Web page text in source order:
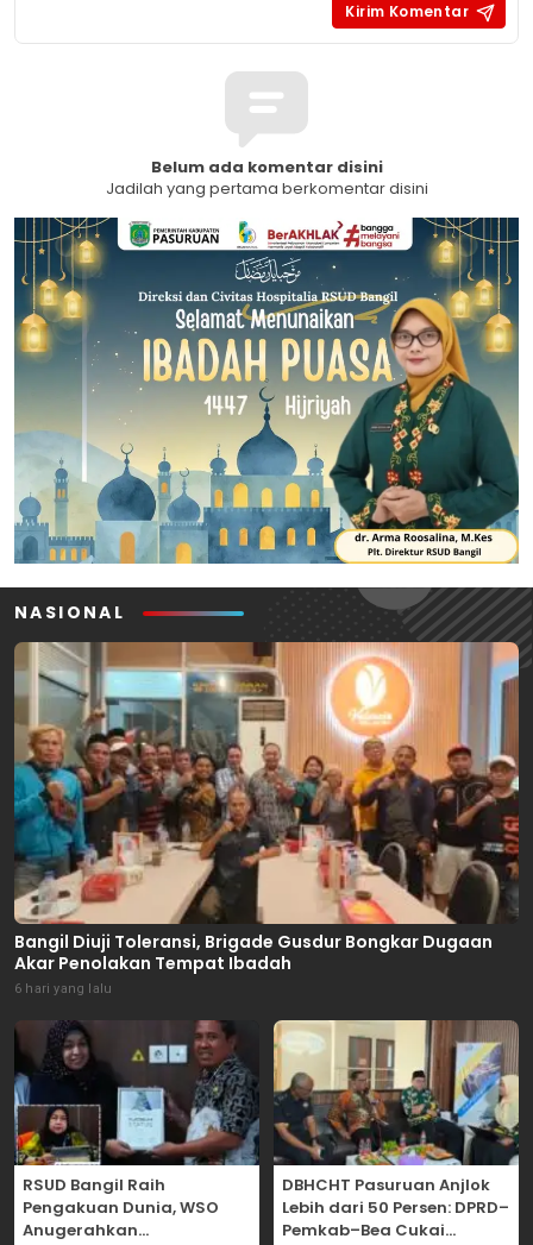
Belum ada komentar disini
Jadilah yang pertama berkomentar disini
NASIONAL
Bangil Diuji Toleransi, Brigade Gusdur Bongkar Dugaan
Akar Penolakan Tempat Ibadah
6 hari yang lalu
RSUD Bangil Raih
Pengakuan Dunia, WSO
Anugerahkan
DBHCHT Pasuruan Anjlok
Lebih dari 50 Persen: DPRD–
Pemkab–Bea Cukai